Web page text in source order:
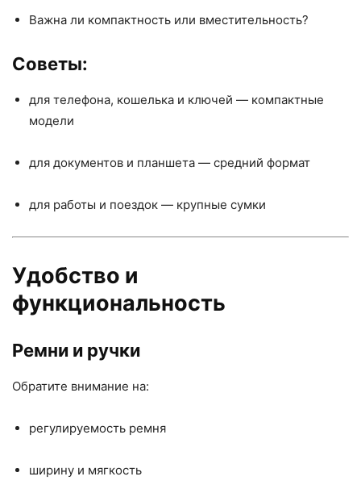
Важна ли компактность или вместительность?
Советы:
для телефона, кошелька и ключей — компактные
модели
для документов и планшета — средний формат
для работы и поездок — крупные сумки
Удобство и
функциональность
Ремни и ручки
Обратите внимание на:
регулируемость ремня
ширину и мягкость